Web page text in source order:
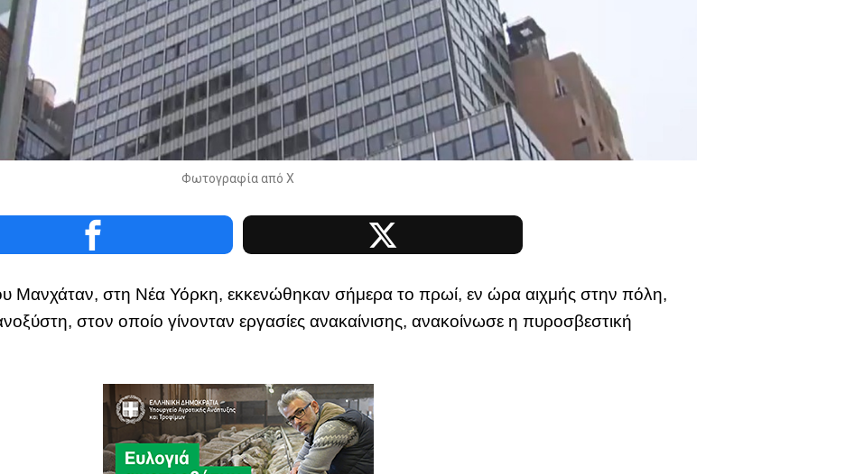
Φωτογραφία από Χ
Μανχάταν, στη Νέα Υόρκη, εκκενώθηκαν σήμερα το πρωί, εν ώρα αιχμής στην πόλη,
στον οποίο γίνονταν εργασίες ανακαίνισης, ανακοίνωσε η πυροσβεστική